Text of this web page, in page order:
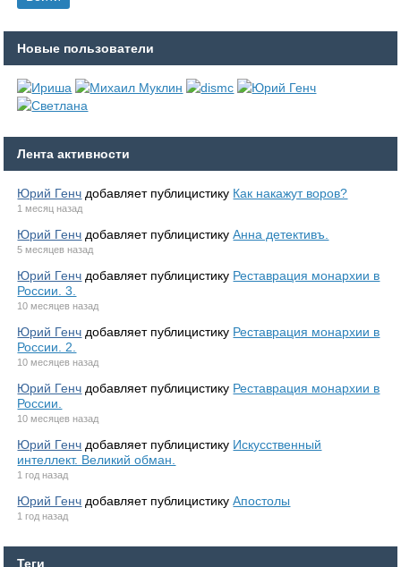
Новые пользователи
Лента активности
Юрий Генч добавляет публицистику Как накажут воров?
1 месяц назад
Юрий Генч добавляет публицистикуАнна детективъ.
5 месяцев назад
Юрий Генч добавляет публицистику Реставрация монархии в
России. 3.
10 месяцев назад
Юрий Генч добавляет публицистику Реставрация монархии в
России. 2.
10 месяцев назад
Юрий Генч добавляет публицистику Реставрация монархии в
России.
10 месяцев назад
Юрий Генч добавляет публицистику Искусственный
интеллект. Великий обман.
1 год назад
Юрий Генч добавляет публицистикуАпостолы
1 год назад
Теги